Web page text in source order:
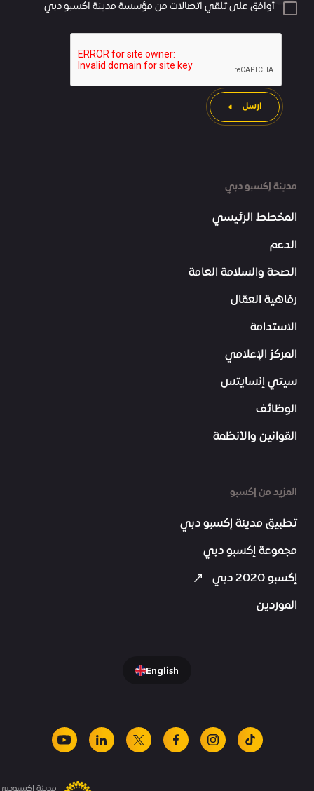
مدينة إكسبو دبي
المخطط الرئيسي
الدعم
الصحة والسلامة العامة
رفاهية العمّال
الاستدامة
المركز الإعلامي
سيتي إنسايتس
الوظائف
القوانين والأنظمة
المزيد من إكسبو
تطبيق مدينة إكسبو دبي
مجموعة إكسبو دبي
إكسبو 2020 دبي
الموردين
أوافق على تلقي اتصالات من مؤسسة مدينة اكسبو دبي
ارسل
English
tiktok
instagram
facebook
x
linkedin
youtube
مدينة